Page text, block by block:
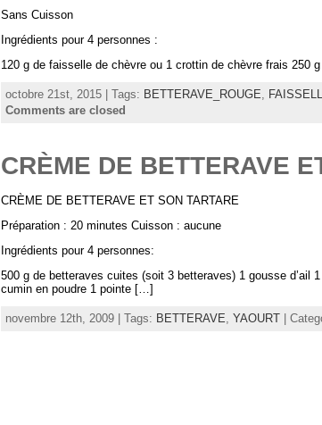
Sans Cuisson
Ingrédients pour 4 personnes :
120 g de faisselle de chèvre ou 1 crottin de chèvre frais 250
octobre 21st, 2015 | Tags: BETTERAVE_ROUGE,
Comments are closed
CRÈME DE BETTERAVE
CRÈME DE BETTERAVE ET SON TARTARE
Préparation : 20 minutes Cuisson : aucune
Ingrédients pour 4 personnes:
500 g de betteraves cuites (soit 3 betteraves) 1 gousse
cumin en poudre 1 pointe […]
novembre 12th, 2009 | Tags: BETTERAVE, YAOURT|